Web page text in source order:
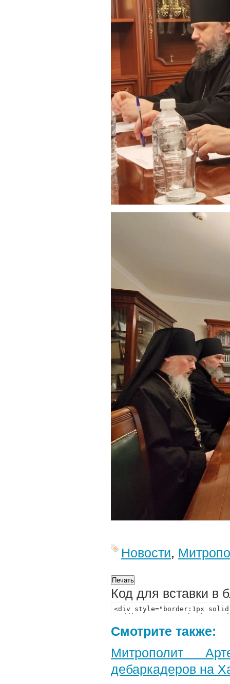
Новости,
Код для вставки в
Смотрите также:
Митрополит
дебаркадеров на